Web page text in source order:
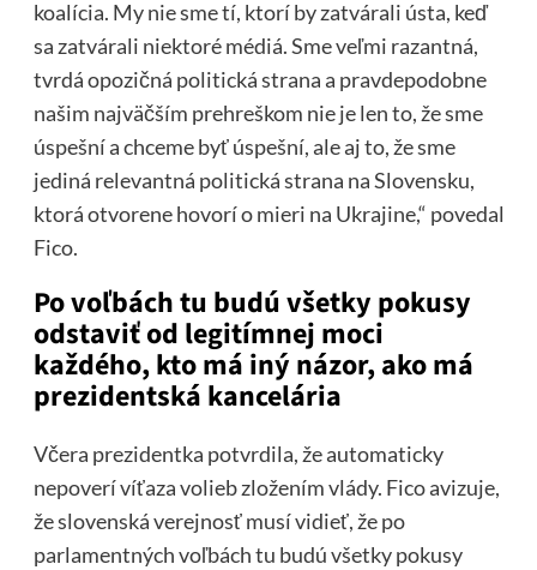
koalícia. My nie sme tí, ktorí by zatvárali ústa, keď
sa zatvárali niektoré médiá. Sme veľmi razantná,
tvrdá opozičná politická strana a pravdepodobne
našim najväčším prehreškom nie je len to, že sme
úspešní a chceme byť úspešní, ale aj to, že sme
jediná relevantná politická strana na Slovensku,
ktorá otvorene hovorí o mieri na Ukrajine,“ povedal
Fico.
Po voľbách tu budú všetky pokusy
odstaviť od legitímnej moci
každého, kto má iný názor, ako má
prezidentská kancelária
Včera prezidentka potvrdila, že automaticky
nepoverí víťaza volieb zložením vlády. Fico avizuje,
že slovenská verejnosť musí vidieť, že po
parlamentných voľbách tu budú všetky pokusy